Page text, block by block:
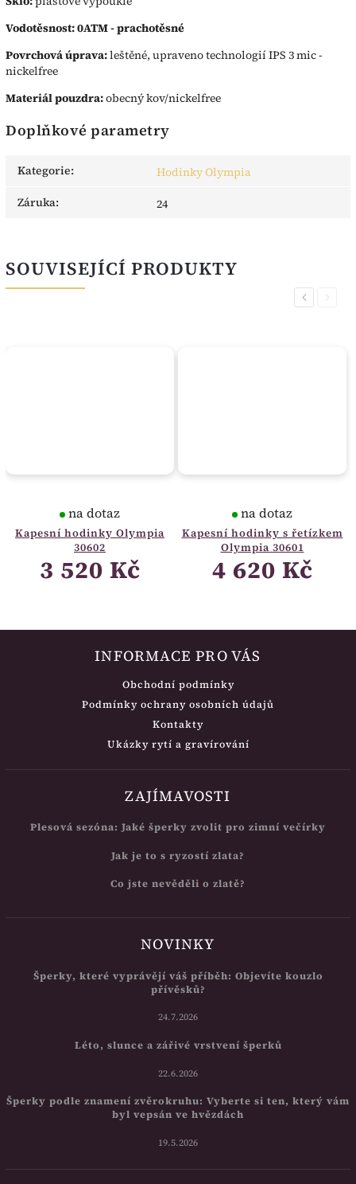
Vodotěsnost: 0ATM - prachotěsné
Povrchová úprava:leštěné, upraveno technologií IPS 3 mic -
nickelfree
Materiál pouzdra:obecný kov/nickelfree
Doplňkové parametry
Kategorie:
Hodinky Olympia
Záruka: 24
SOUVISEJÍCÍ PRODUKTY
Previous
Kapesní hodinky Olympia
30602
na dotaz
3 520 Kč
Kapesní hodinky s řetízkem
Olympia 30601
na dotaz
4 620 Kč
Next
INFORMACE PRO VÁS
Obchodní podmínky
Podmínky ochrany osobních údajů
Kontakty
Ukázky rytí a gravírování
ZAJÍMAVOSTI
Plesová sezóna: Jaké šperky zvolit pro zimní večírky
Jak je to s ryzostí zlata?
Co jste nevěděli o zlatě?
NOVINKY
Šperky, které vyprávějí váš příběh: Objevíte kouzlo
přívěsků?
24.7.2026
Léto, slunce a zářivé vrstvení šperků
22.6.2026
Šperky podle znamení zvěrokruhu: Vyberte si ten, který vám
byl vepsán ve hvězdách
19.5.2026